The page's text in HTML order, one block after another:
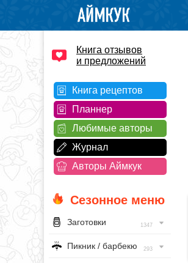
Книга отзывов
и предложений
Книга рецептов
Планнер
Любимые авторы
Журнал
Авторы Аймкук
Сезонное меню
Заготовки 1347
Пикник / барбекю 293